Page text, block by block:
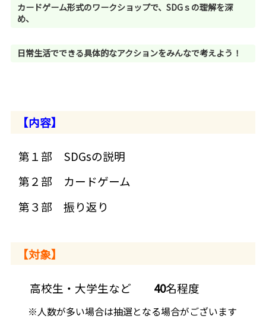
カードゲーム形式のワークショップで、SDGｓの理解を深
め、
日常生活でできる具体的なアクションをみんなで考えよう！
【内容】
第１部 SDGsの説明
第２部 カードゲーム
第３部 振り返り
【対象】
高校生・大学生など 40名程度
※人数が多い場合は抽選となる場合がございます
私たちのSDGs宣言 みんなで支えあおう！
企業の取り組み
プライバシー・ポリシー